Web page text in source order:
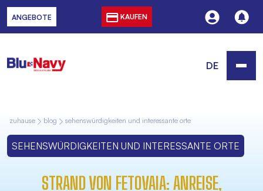
ANGEBOTE KAUFEN
DE
zuhause blog sehenswürdigkeiten und interessante orte
SEHENSWÜRDIGKEITEN UND INTERESSANTE ORTE
STRAND VON FETOVAIA: ANREISE,